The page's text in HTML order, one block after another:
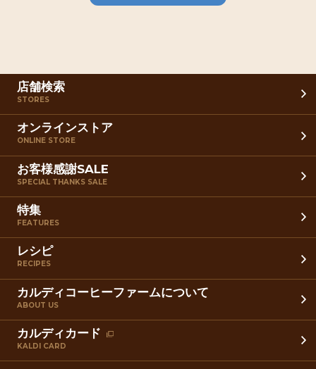
店舗検索
STORES
オンラインストア
ONLINE STORE
お客様感謝SALE
SPECIAL THANKS SALE
特集
FEATURES
レシピ
RECIPES
カルディコーヒーファームについて
ABOUT US
カルディカード
KALDI CARD